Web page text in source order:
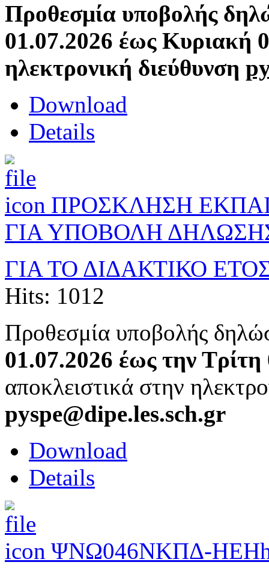
Προθεσμία υποβολής
01.07.2026 έως Κυριακή
ηλεκτρονική διεύθυνση
Download
Details
ΠΡΟΣΚΛΗΣΗ
ΓΙΑ ΥΠΟΒΟΛΗ
ΓΙΑ ΤΟ ΔΙΔΑΚΤΙΚΟ
Hits: 1012
Προθεσμία υποβολής
01.07.2026 έως την
αποκλειστικά στην
pyspe@dipe.les.sch.gr
Download
Details
ΨΝΩ046ΝΚΠΔ-ΗΕΗ